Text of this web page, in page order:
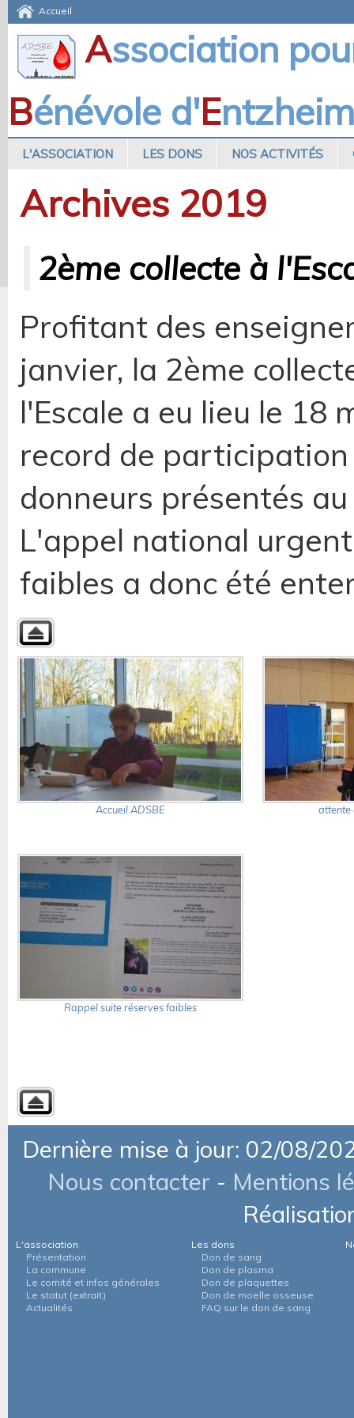
Accueil
Association
Bénévole d'Entzheim
L'ASSOCIATION LES DONS NOS ACTIVITÉS
Archives 2019
2ème collecte à
Profitant des
janvier, la 2ème
l'Escale a eu lieu le 18
record de
donneurs présentés
L'appel national
faibles a donc été
Accueil ADSBE attente
Rappel suite réserves faibles
Dernière mise à jour: 02/08/
Nous contacter - Mentions
L'association
Présentation
La commune
Le comité et infos générales
Le statut (extrait)
Actualités
Les dons
Don de sang
Don de plasma
Don de plaquettes
Don de moelle osseuse
FAQ sur le don de sang